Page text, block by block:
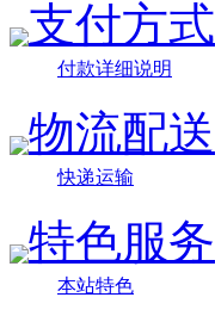
支付方式
付款详细说明
物流配送
快递运输
特色服务
本站特色